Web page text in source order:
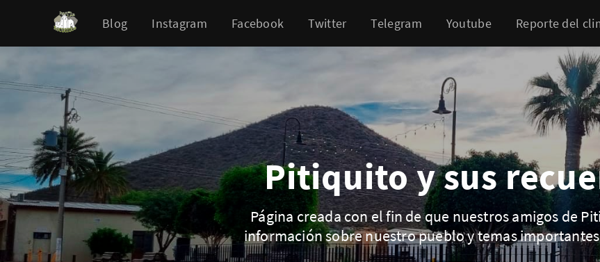
Blog Instagram Facebook Twitter Telegram Youtube Reporte del
Pitiquito y sus
Página creada con el fin de que nuestros amigos de
información sobre nuestro pueblo y temas